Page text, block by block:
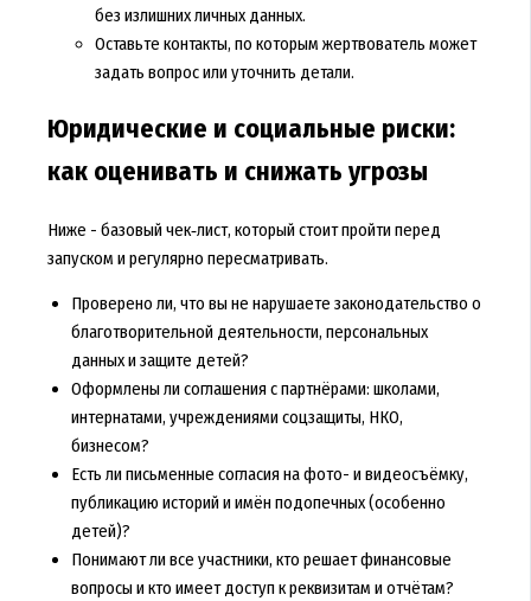
без излишних личных данных.
Оставьте контакты, по которым жертвователь может
задать вопрос или уточнить детали.
Юридические и социальные риски:
как оценивать и снижать угрозы
Ниже - базовый чек‑лист, который стоит пройти перед
запуском и регулярно пересматривать.
Проверено ли, что вы не нарушаете законодательство о
благотворительной деятельности, персональных
данных и защите детей?
Оформлены ли соглашения с партнёрами: школами,
интернатами, учреждениями соцзащиты, НКО,
бизнесом?
Есть ли письменные согласия на фото- и видеосъёмку,
публикацию историй и имён подопечных (особенно
детей)?
Понимают ли все участники, кто решает финансовые
вопросы и кто имеет доступ к реквизитам и отчётам?